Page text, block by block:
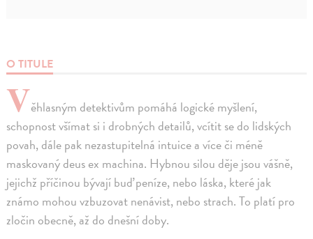
O TITULE
Věhlasným detektivům pomáhá logické myšlení,
schopnost všímat si i drobných detailů, vcítit se do lidských
povah, dále pak nezastupitelná intuice a více či méně
maskovaný deus ex machina. Hybnou silou děje jsou vášně,
jejichž příčinou bývají buď peníze, nebo láska, které jak
známo mohou vzbuzovat nenávist, nebo strach. To platí pro
zločin obecně, až do dnešní doby.